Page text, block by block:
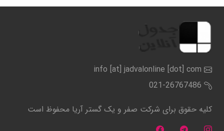
info [at] jadvalonline [dot] com
021-26767486
کلیه حقوق برای شرکت صفر و یک گستر آریا محفوظ است